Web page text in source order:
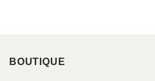
BOUTIQUE